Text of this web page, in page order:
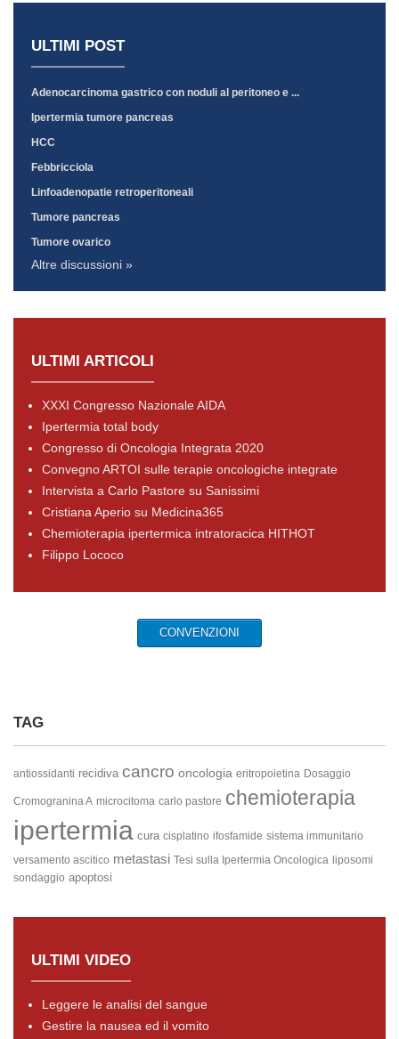
ULTIMI POST
Adenocarcinoma gastrico con noduli al peritoneo e ...
Ipertermia tumore pancreas
HCC
Febbricciola
Linfoadenopatie retroperitoneali
Tumore pancreas
Tumore ovarico
Altre discussioni »
ULTIMI ARTICOLI
XXXI Congresso Nazionale AIDA
Ipertermia total body
Congresso di Oncologia Integrata 2020
Convegno ARTOI sulle terapie oncologiche integrate
Intervista a Carlo Pastore su Sanissimi
Cristiana Aperio su Medicina365
Chemioterapia ipertermica intratoracica HITHOT
Filippo Lococo
CONVENZIONI
TAG
antiossidanti recidiva cancro oncologia eritropoietina Dosaggio
Cromogranina A microcitoma carlo pastore chemioterapia
ipertermia cura cisplatino ifosfamide sistema immunitario
versamento ascitico metastasi Tesi sulla Ipertermia Oncologica liposomi
sondaggio apoptosi
ULTIMI VIDEO
Leggere le analisi del sangue
Gestire la nausea ed il vomito